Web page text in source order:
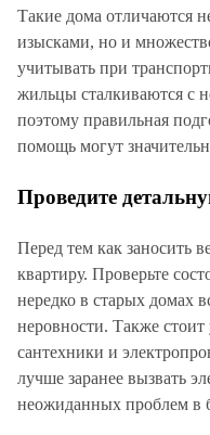
Такие дома отличаются
изысками, но и
учитывать при
жильцы сталкиваются с
поэтому правильная
помощь могут
Проведите
Перед тем как заносить
квартиру. Проверьте
нередко в старых домах
неровности. Также
сантехники и
лучше заранее вызвать
неожиданных проблем в